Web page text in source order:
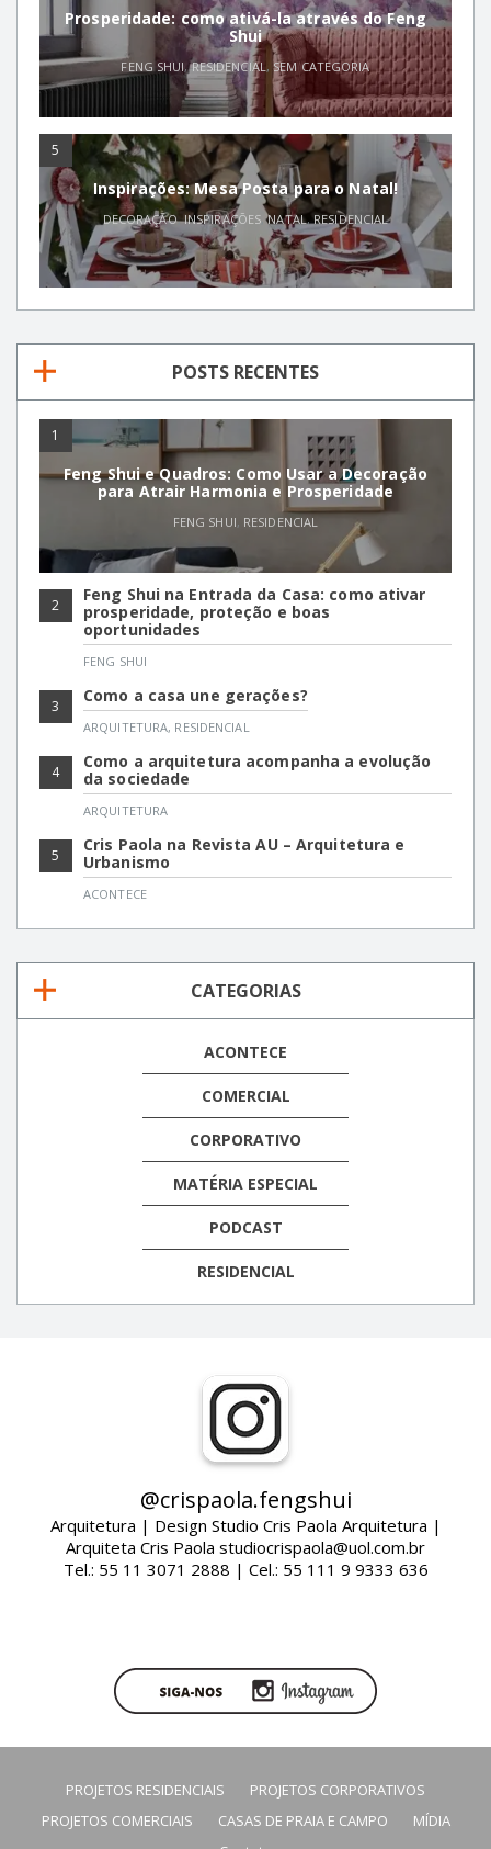
Prosperidade: como ativá-la através do Feng
Shui
FENG SHUI,RESIDENCIAL,SEM CATEGORIA
5
Inspirações: Mesa Posta para o Natal!
DECORAÇÃO,INSPIRAÇÕES ,NATAL,RESIDENCIAL
POSTS RECENTES
1
Feng Shui e Quadros: Como Usar a Decoração
para Atrair Harmonia e Prosperidade
FENG SHUI, RESIDENCIAL
2
Feng Shui na Entrada da Casa: como ativar
prosperidade, proteção e boas
oportunidades
FENG SHUI
3 Como a casa une gerações?
ARQUITETURA, RESIDENCIAL
4
Como a arquitetura acompanha a evolução
da sociedade
ARQUITETURA
5
Cris Paola na Revista AU – Arquitetura e
Urbanismo
ACONTECE
CATEGORIAS
ACONTECE
COMERCIAL
CORPORATIVO
MATÉRIA ESPECIAL
PODCAST
RESIDENCIAL
@crispaola.fengshui
Arquitetura | Design Studio Cris Paola Arquitetura |
Arquiteta Cris Paola studiocrispaola@uol.com.br
Tel.: 55 11 3071 2888 | Cel.: 55 111 9 9333 636
PROJETOS RESIDENCIAIS
PROJETOS CORPORATIVOS
PROJETOS COMERCIAIS
CASAS DE PRAIA E CAMPO
MÍDIA